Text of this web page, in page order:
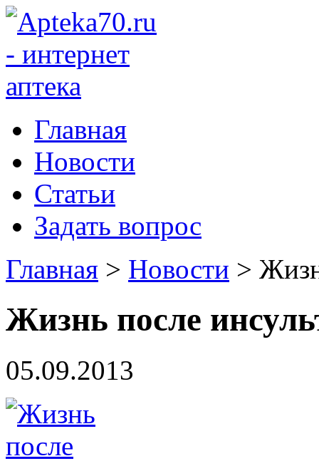
Главная
Новости
Статьи
Задать вопрос
Главная > Новости >
Жизнь после
05.09.2013